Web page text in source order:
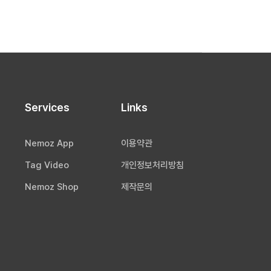
Services
Nemoz App
Tag Video
Nemoz Shop
Links
이용약관
개인정보처리방침
제작문의